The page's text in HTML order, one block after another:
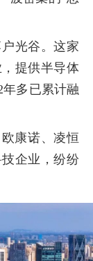
光谷。这家
提供半导体
多已累计融
康诺、凌恒
企业，纷纷